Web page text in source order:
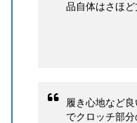
品自体はさほど
履き心地など
でクロッチ部